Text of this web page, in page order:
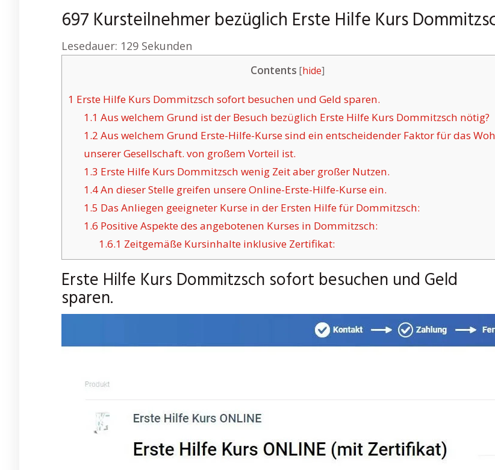
697 Kursteilnehmer bezüglich Erste Hilfe Kurs
Lesedauer: 129 Sekunden
Contents [hide]
1 Erste Hilfe Kurs Dommitzsch sofort besuchen und Geld sparen.
1.1 Aus welchem Grund ist der Besuch bezüglich Erste Hilfe Kurs Dommitzsch nötig?
1.2 Aus welchem Grund Erste-Hilfe-Kurse sind ein entscheidender Faktor für das
unserer Gesellschaft. von großem Vorteil ist.
1.3 Erste Hilfe Kurs Dommitzsch wenig Zeit aber großer Nutzen.
1.4An dieser Stelle greifen unsere Online-Erste-Hilfe-Kurse ein.
1.5 Das Anliegen geeigneter Kurse in der Ersten Hilfe für Dommitzsch:
1.6 Positive Aspekte des angebotenen Kurses in Dommitzsch:
1.6.1 Zeitgemäße Kursinhalte inklusive Zertifikat:
Erste Hilfe Kurs Dommitzsch sofort besuchen und Geld
sparen.